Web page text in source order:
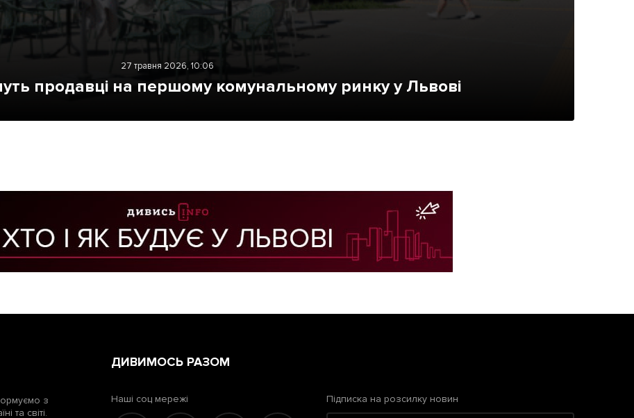
27 травня 2026, 10:06
продавці на першому комунальному ринку у Львові
з
та світі.
ДИВИМОСЬ РАЗОМ
Наші соц мережі Підписка на розсилку новин